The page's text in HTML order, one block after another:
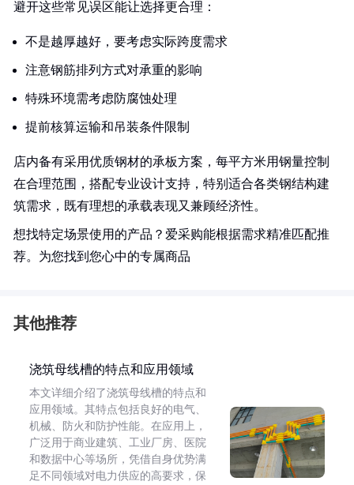
避开这些常见误区能让选择更合理：
不是越厚越好，要考虑实际跨度需求
注意钢筋排列方式对承重的影响
特殊环境需考虑防腐蚀处理
提前核算运输和吊装条件限制
店内备有采用优质钢材的承板方案，每平方米用钢量控制
在合理范围，搭配专业设计支持，特别适合各类钢结构建
筑需求，既有理想的承载表现又兼顾经济性。
想找特定场景使用的产品？爱采购能根据需求精准匹配推
荐。为您找到您心中的专属商品
其他推荐
浇筑母线槽的特点和应用领域
本文详细介绍了浇筑母线槽的特点和
应用领域。其特点包括良好的电气、
机械、防火和防护性能。在应用上，
广泛用于商业建筑、工业厂房、医院
和数据中心等场所，凭借自身优势满
足不同领域对电力供应的高要求，保